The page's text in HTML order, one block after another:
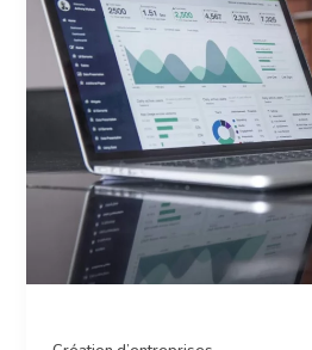
indemnités journalières. Les
moins de 9 612 € de salaire
des dividendes importants
PUMA (6,5 %). La stratégie
des freelances en SASU : un
droits sociaux, complété par
voulez simuler votre arbitrage
Faites-vous accompagner par
que pose chaque gérant de
dégage un vrai bénéfice. Salaire